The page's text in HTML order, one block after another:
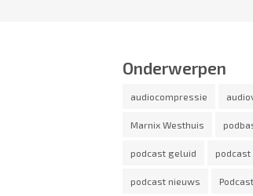
Onderwerpen
audiocompressie
Marnix Westhuis
podcast geluid
podcast nieuws